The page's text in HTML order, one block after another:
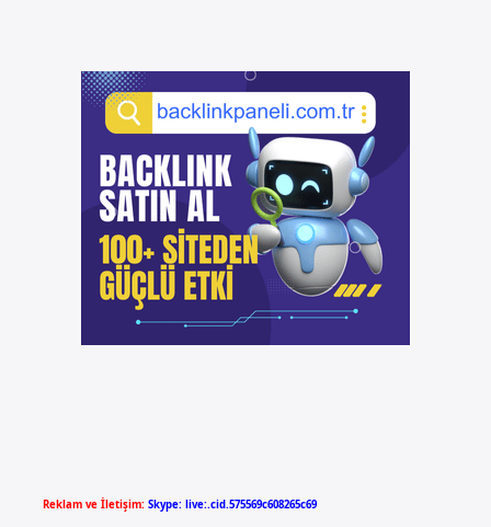
Reklam ve İletişim: Skype: live:.cid.575569c608265c69